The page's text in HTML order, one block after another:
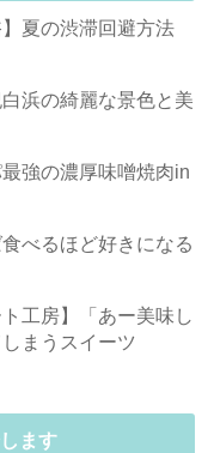
夏の渋滞回避方法
浜の綺麗な景色と美
最強の濃厚味噌焼肉in
べるほど好きになる
工房】「あー美味し
まうスイーツ
ます